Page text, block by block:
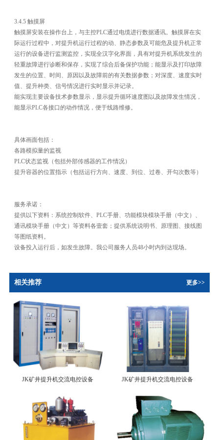
3.4.5 触摸屏
触摸屏安装在操作台上，与主控PLC通过电缆进行数据通讯。触摸屏在实
际运行过程中，对提升机运行过程的动、静态参数及可能危及提升机正常
运行的设备进行监测监控，实现全汉字化界面，具有对提升机系统发生的
轻重故障进行诊断和保存，实现了综合后备保护功能；能显示及打印故障
发生的位置、时间、原因以及故障前的有关数据参数；对深度、速度实时
值、提升种类、信号情况进行实时显示并记录。
能实现主要设备技术参数显示，显示提升循环速度图以及故障发生情况，
能显示PLC各接口的动作情况，便于线路维修。
具体画面包括：
各路模拟量的监视
PLC状态监视（包括外部传感器的工作情况）
提升容器的位置指示（包括运行方向、速度、到位、过卷、开勾次数等）
服务承诺：
提供以下资料：系统控制软件、PLC手册、功能模块模块手册（中文）、
通讯模块手册（中文）等资料各壹套；提供系统说明书、原理图、接线图
等图纸资料。
设备投入运行后，如发生故障。我公司服务人员48小时内到达现场。
相关推荐 更多>>
JK矿井提升机交流电控设备 JK矿井提升机交流电控设备